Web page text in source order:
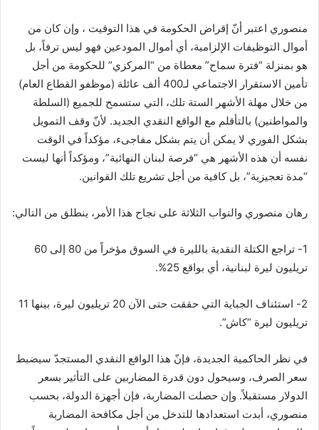
منصوري اعتبر أنّ إقراض الحكومة في هذا التوقيت ، وإن كان من
أموال التوظيفات الإلزامية، أي أموال المودعين فهو ليس ترفاً، بل
هو بمنزلة “فترة سماح” معطاة من “المركزي” للحكومة من أجل
تأمين الاستقرار الاجتماعي لـ400 ألف عائلة (موظفو القطاع العام)
من خلال مهلة الأشهر الستة تلك، التي ستسمح للجميع (السلطة
والمواطنين) بالتأقلم مع الواقع النقدي الجديد. لأنّ وقف التمويل
بشكل الفوري لا يمكن أن يتم بشكل مفاجىء، مؤكداً في الوقت
نفسه أن هذه الأشهر هي “فرصة لبنان النهائية”، ومؤكداً أنها ليست
“مدة تعجيزية”، بل كافية من أجل تشريع تلك القوانين.
رهان منصوري والنواب الثلاثة على نجاح هذا الأمر، ينطلق من التالي:
1- تراجع الكتلة النقدية بالليرة في السوق مؤخراً من 80 إلى 60
تريليون ليرة لبنانية، أي بواقع 25%.
2- استئناف الجباية التي حققت حتى الآن 20 تريليون ليرة، بينها 11
تريليون ليرة “كاش”.
في نظر الحاكمية الجديدة، فإنّ هذا الواقع النقدي المستجدّ سيضبط
سعر الصرف، وسيحول دون قدرة المضاربين على التأثير بسعر
الدولار مستقبلاً. وإن حصلت المضاربة، فإن أجهزة الدولة، بحسب
منصوري، أبدت استعدادها للتدخل من أجل مكافحة المضاربة